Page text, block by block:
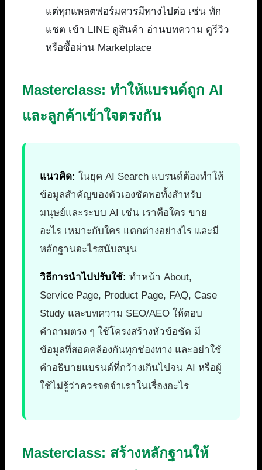
แต่ทุกแพลตฟอร์มควรมีทางไปต่อ เช่น ทัก
แชต เข้า LINE ดูสินค้า อ่านบทความ ดูรีวิว
หรือซื้อผ่าน Marketplace
Masterclass: ทำให้แบรนด์ถูก AI
และลูกค้าเข้าใจตรงกัน
แนวคิด: ในยุค AI Search แบรนด์ต้องทำให้
ข้อมูลสำคัญของตัวเองชัดพอทั้งสำหรับ
มนุษย์และระบบ AI เช่น เราคือใคร ขาย
อะไร เหมาะกับใคร แตกต่างอย่างไร และมี
หลักฐานอะไรสนับสนุน
วิธีการนำไปปรับใช้: ทำหน้า About,
Service Page, Product Page, FAQ, Case
Study และบทความ SEO/AEO ให้ตอบ
คำถามตรง ๆ ใช้โครงสร้างหัวข้อชัด มี
ข้อมูลที่สอดคล้องกันทุกช่องทาง และอย่าใช้
คำอธิบายแบรนด์ที่กว้างเกินไปจน AI หรือผู้
ใช้ไม่รู้ว่าควรจดจำเราในเรื่องอะไร
Masterclass: สร้างหลักฐานให้